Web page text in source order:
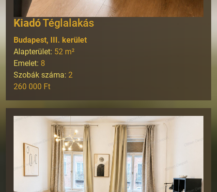
KiadóTéglalakás
Budapest, III. kerület
Alapterület: 52 m²
Emelet: 8
Szobák száma: 2
260 000 Ft